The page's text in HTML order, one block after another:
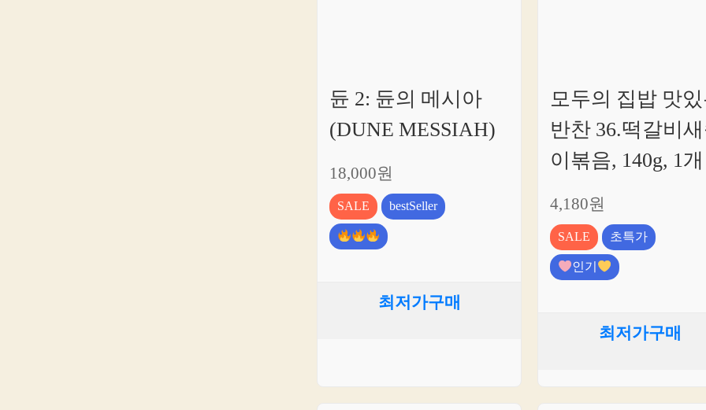
듄 2: 듄의 메시아
(DUNE MESSIAH)
18,000원
SALE bestSeller
최저가구매
모두의 집밥 맛
반찬 36.떡갈비
이볶음, 140g, 1개
4,180원
SALE
초특가
인기
최저가구매